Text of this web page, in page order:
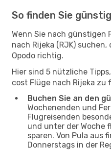
So finden Sie
Wenn Sie nach günstigen
nach Rijeka (RJK)
Opodo richtig.
Hier sind 5 nützliche
cost Flüge nach Rijeka zu
Buchen Sie an den
Wochenenden und
Flugreisenden
und unter der Woche
sparen. Von Pula aus
Donnerstags in der